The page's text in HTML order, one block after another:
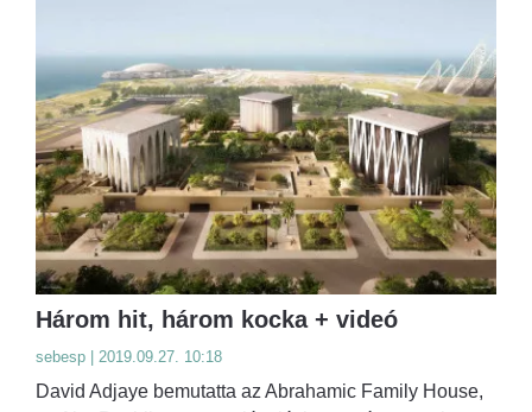
Három hit, három kocka + videó
sebesp | 2019.09.27. 10:18
David Adjaye bemutatta az Abrahamic Family House,